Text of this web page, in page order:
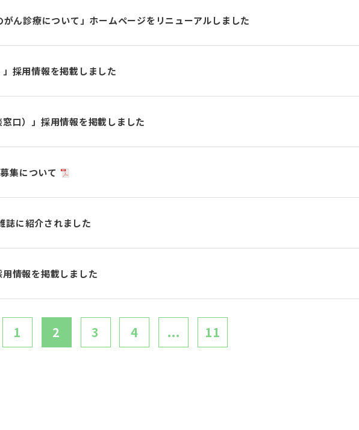
がん診療について」ホームページをリニューアルしました
」採用情報を掲載しました
窓口）」採用情報を掲載しました
集について
誌に紹介されました
用情報を掲載しました
1 2 3 4 ... 11